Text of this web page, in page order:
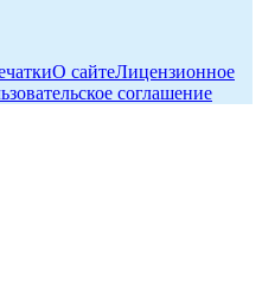
О сайтеЛицензионное
соглашение